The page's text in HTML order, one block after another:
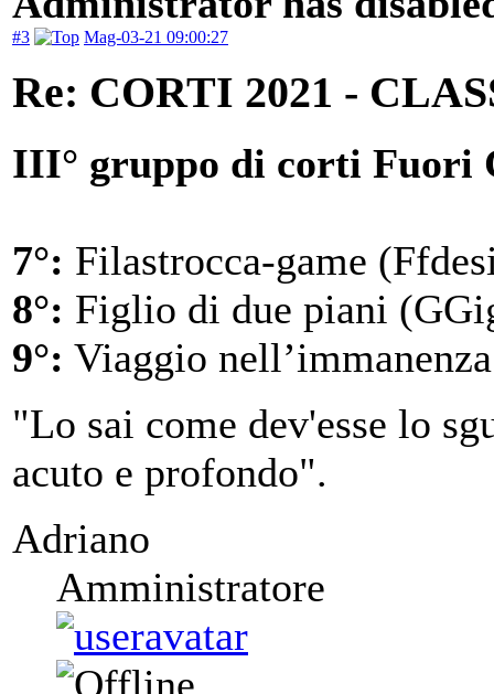
#3 Mag-03-21 09:00:27
Re: CORTI 2021 -
III° gruppo di corti Fuori
7°: Filastrocca-game
8°: Figlio di due piani
9°: Viaggio
"Lo sai come dev'esse lo
acuto e profondo".
Adriano
Amministratore